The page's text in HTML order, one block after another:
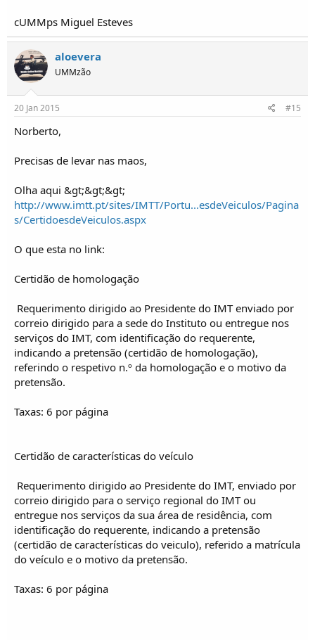
cUMMps Miguel Esteves
aloevera
UMMzão
20 Jan 2015 #15
Norberto,
Precisas de levar nas maos,
Olha aqui &gt;&gt;&gt;
http://www.imtt.pt/sites/IMTT/Portu...esdeVeiculos/Pagina
s/CertidoesdeVeiculos.aspx
O que esta no link:
Certidão de homologação
 Requerimento dirigido ao Presidente do IMT enviado por
correio dirigido para a sede do Instituto ou entregue nos
serviços do IMT, com identificação do requerente,
indicando a pretensão (certidão de homologação),
referindo o respetivo n.º da homologação e o motivo da
pretensão.
Taxas: 6 por página
Certidão de características do veículo
 Requerimento dirigido ao Presidente do IMT, enviado por
correio dirigido para o serviço regional do IMT ou
entregue nos serviços da sua área de residência, com
identificação do requerente, indicando a pretensão
(certidão de características do veiculo), referido a matrícula
do veículo e o motivo da pretensão.
Taxas: 6 por página